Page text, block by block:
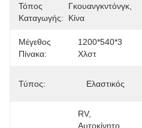
Τόπος
Καταγωγής:
Γκουανγκντόνγκ,
Κίνα
Μέγεθος
Πίνακα:
1200*540*3
Χλστ
Τύπος: Ελαστικός
RV,
Αυτοκίνητο,